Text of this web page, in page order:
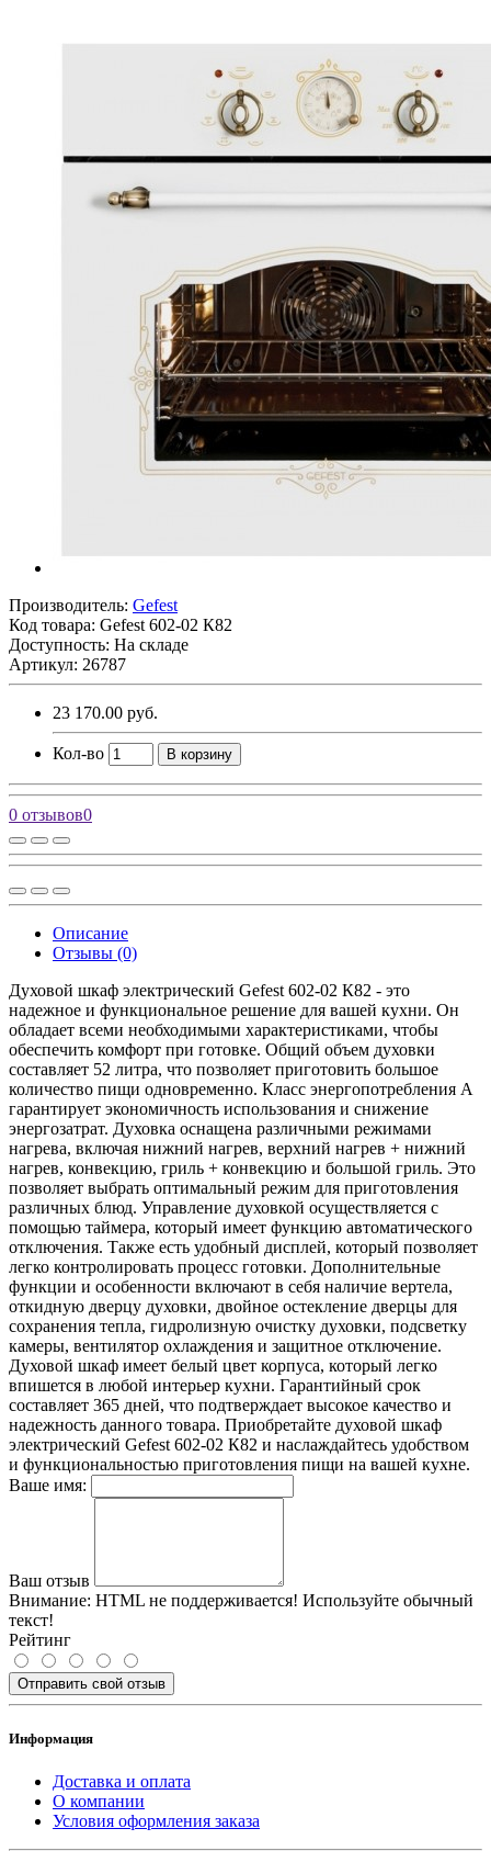
Производитель: Gefest
Код товара: Gefest 602-02 К82
Доступность: На складе
Артикул: 26787
23 170.00 руб.
Кол-во В корзину
0 отзывов0
Описание
Отзывы (0)
Духовой шкаф электрический Gefest 602-02 К82 - это
надежное и функциональное решение для вашей кухни. Он
обладает всеми необходимыми характеристиками, чтобы
обеспечить комфорт при готовке. Общий объем духовки
составляет 52 литра, что позволяет приготовить большое
количество пищи одновременно. Класс энергопотребления A
гарантирует экономичность использования и снижение
энергозатрат. Духовка оснащена различными режимами
нагрева, включая нижний нагрев, верхний нагрев + нижний
нагрев, конвекцию, гриль + конвекцию и большой гриль. Это
позволяет выбрать оптимальный режим для приготовления
различных блюд. Управление духовкой осуществляется с
помощью таймера, который имеет функцию автоматического
отключения. Также есть удобный дисплей, который позволяет
легко контролировать процесс готовки. Дополнительные
функции и особенности включают в себя наличие вертела,
откидную дверцу духовки, двойное остекление дверцы для
сохранения тепла, гидролизную очистку духовки, подсветку
камеры, вентилятор охлаждения и защитное отключение.
Духовой шкаф имеет белый цвет корпуса, который легко
впишется в любой интерьер кухни. Гарантийный срок
составляет 365 дней, что подтверждает высокое качество и
надежность данного товара. Приобретайте духовой шкаф
электрический Gefest 602-02 К82 и наслаждайтесь удобством
и функциональностью приготовления пищи на вашей кухне.
Ваше имя:
Ваш отзыв
Внимание: HTML не поддерживается! Используйте обычный
текст!
Рейтинг
Отправить свой отзыв
Информация
Доставка и оплата
О компании
Условия оформления заказа